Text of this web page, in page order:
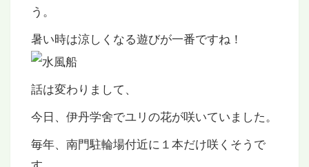
う。
暑い時は涼しくなる遊びが一番ですね！
話は変わりまして、
今日、伊丹学舍でユリの花が咲いていました。
毎年、南門駐輪場付近に１本だけ咲くそうで